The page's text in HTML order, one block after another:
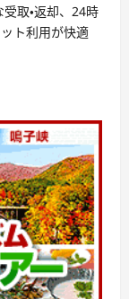
取・返却、24時
ト利用が快適